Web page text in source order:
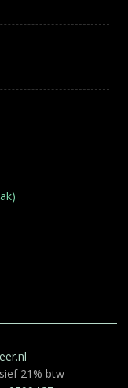
21% btw